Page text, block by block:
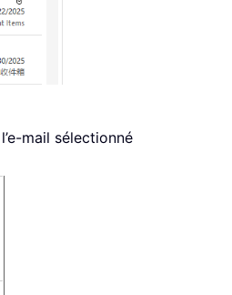
mail sélectionné